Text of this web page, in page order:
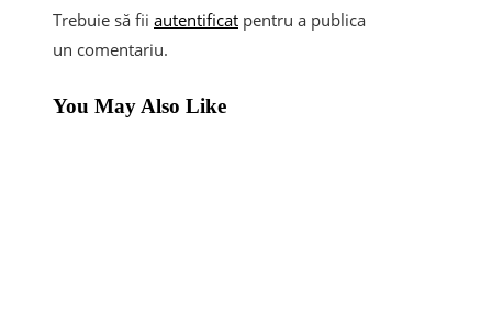
Trebuie să fii autentificat pentru a publica
un comentariu.
You May Also Like